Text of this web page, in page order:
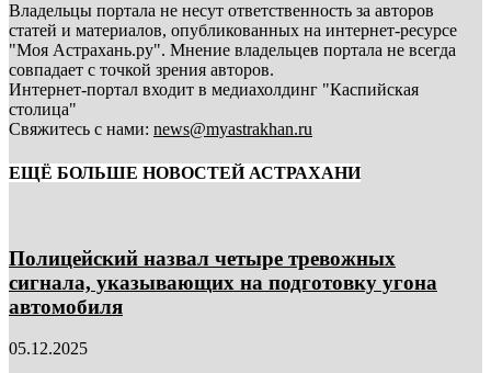
Владельцы портала не несут ответственность за авторов
статей и материалов, опубликованных на интернет-ресурсе
"Моя Астрахань.ру". Мнение владельцев портала не всегда
совпадает с точкой зрения авторов.
Интернет-портал входит в медиахолдинг "Каспийская
столица"
Свяжитесь с нами: news@myastrakhan.ru
ЕЩЁ БОЛЬШЕ НОВОСТЕЙ АСТРАХАНИ
Полицейский назвал четыре тревожных
сигнала, указывающих на подготовку угона
автомобиля
05.12.2025